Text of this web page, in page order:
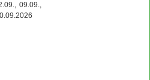
09.09.,